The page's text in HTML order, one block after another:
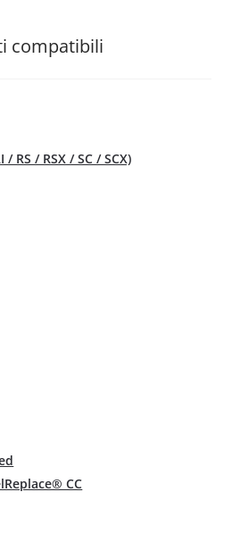
compatibili
RS / RSX / SC / SCX)
CC